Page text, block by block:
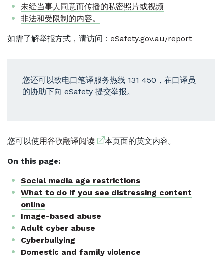
未经当事人同意而传播的私密照片或视频
非法和受限制的内容。
如需了解举报方式，请访问： eSafety.gov.au/report
您还可以致电口笔译服务热线 131 450，在口译员
的协助下向 eSafety 提交举报。
您可以使用谷歌翻译阅读External link
本页面的英文内容。
On this page:
Social media age restrictions
What to do if you see distressing content
online
Image-based abuse
Adult cyber abuse
Cyberbullying
Domestic and family violence